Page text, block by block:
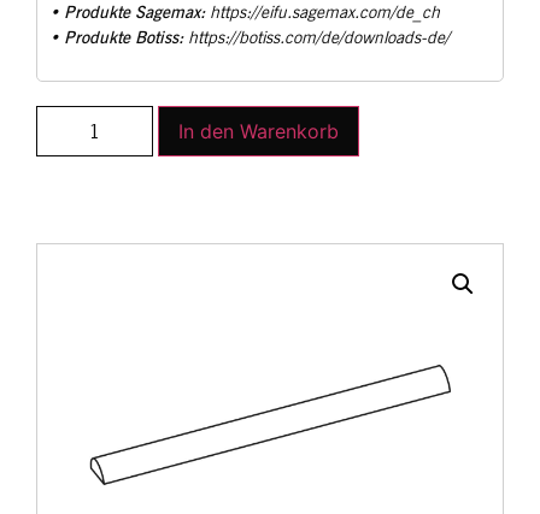
• Produkte Sagemax: https://eifu.sagemax.com/de_ch
• Produkte Botiss: https://botiss.com/de/downloads-de/
In den Warenkorb